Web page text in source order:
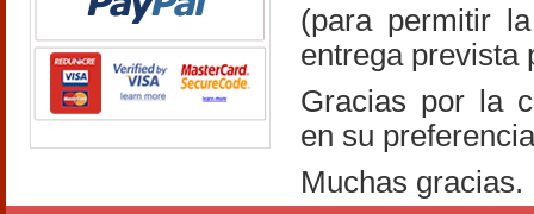
(para permitir
entrega prevista
Gracias por la
en su
Muchas gracias.